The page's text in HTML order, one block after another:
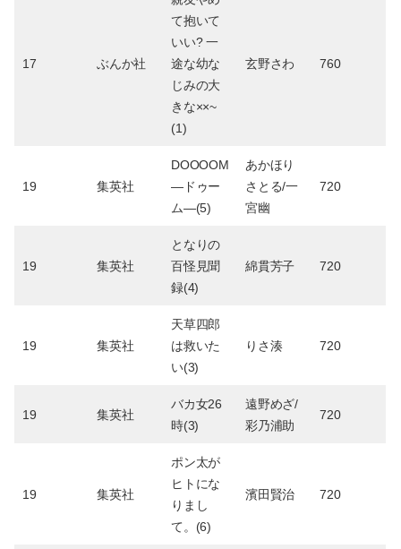
17 ぶんか社
て抱いて
いい? 一
途な幼な
じみの大
きな××~
(1)
玄野さわ 760
19 集英社
DOOOOM
―ドゥー
ム―(5)
あかほり
さとる/一
宮幽
720
19 集英社
となりの
百怪見聞
録(4)
綿貫芳子 720
19 集英社
天草四郎
は救いた
い(3)
りさ湊 720
19 集英社
バカ女26
時(3)
遠野めざ/
彩乃浦助
720
19 集英社
ポン太が
ヒトにな
りまし
て。(6)
濱田賢治 720